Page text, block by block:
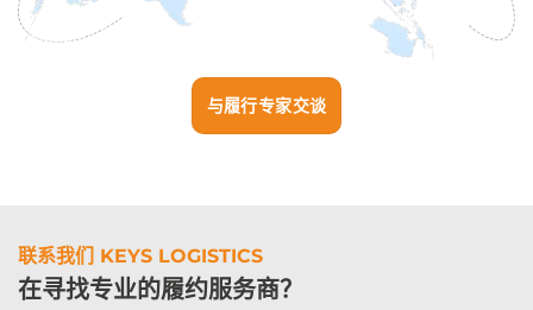
与履行专家交谈
联系我们 KEYS LOGISTICS
在寻找专业的履约服务商？